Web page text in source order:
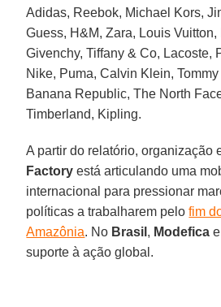
Adidas, Reebok, Michael Kors,
Guess, H&M, Zara, Louis Vuitton,
Givenchy, Tiffany & Co, Lacoste,
Nike, Puma, Calvin Klein,
Banana Republic, The North
Timberland, Kipling.
A partir do relatório, organização
Factory está articulando uma
internacional para pressionar
políticas a trabalharem pelofim
Amazônia. No Brasil , Modefica
suporte à ação global.